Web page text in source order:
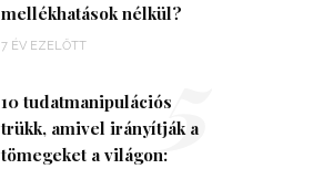
mellékhatások nélkül?
7 ÉV EZELŐTT
10 tudatmanipulációs
trükk, amivel irányítják a
tömegeket a világon:5